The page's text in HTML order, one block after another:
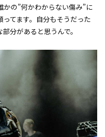
かの”何かわからない傷み”に
てます。自分もそうだった
分があると思うんで。